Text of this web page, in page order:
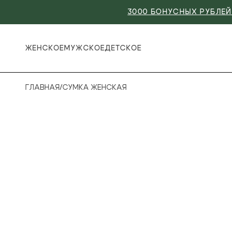
3000 БОНУСНЫХ
ЖЕНСКОЕ МУЖСКОЕДЕТСКОЕ
ГЛАВНАЯ/СУМКА ЖЕНСКАЯ